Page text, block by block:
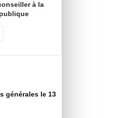
à la
générales le 13